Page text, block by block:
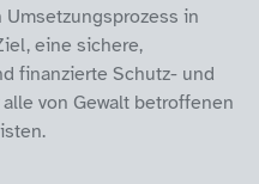
in
eine sichere,
finanzierte Schutz- und
von Gewalt betroffenen